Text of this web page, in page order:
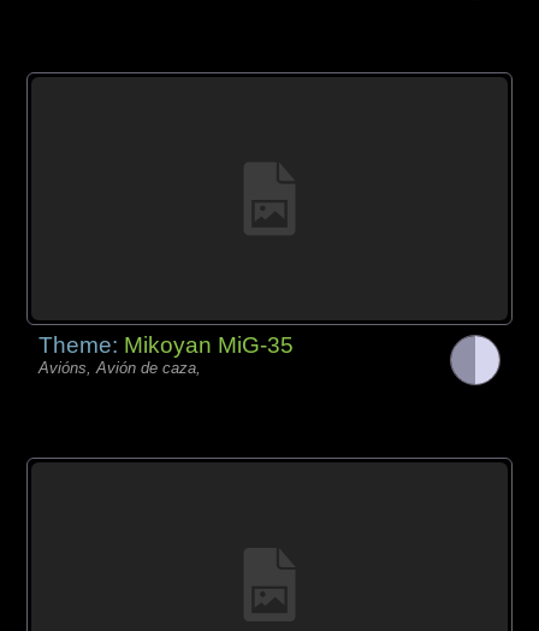
Theme: Mikoyan MiG-35
Avións, Avión de caza,